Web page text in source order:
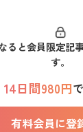
ると会員限定記
す。
14日間980円
有料会員に登